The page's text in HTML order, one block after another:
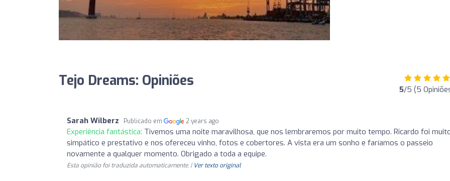
Tejo Dreams: Opiniões 5/5 (5
Sarah Wilberz Publicado em 2 years ago
Experiência fantástica: Tivemos uma noite maravilhosa, que nos lembraremos por muito tempo. Ricardo foi
simpático e prestativo e nos ofereceu vinho, fotos e cobertores. A vista era um sonho e faríamos o passeio
novamente a qualquer momento. Obrigado a toda a equipe.
Esta opinião foi traduzida automaticamente. | Ver texto original